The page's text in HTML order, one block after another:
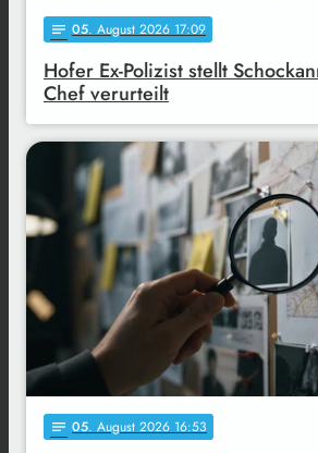
notes 05. August 2026 17:09
Hofer Ex-Polizist stellt
Chef verurteilt
notes 05. August 2026 16:53